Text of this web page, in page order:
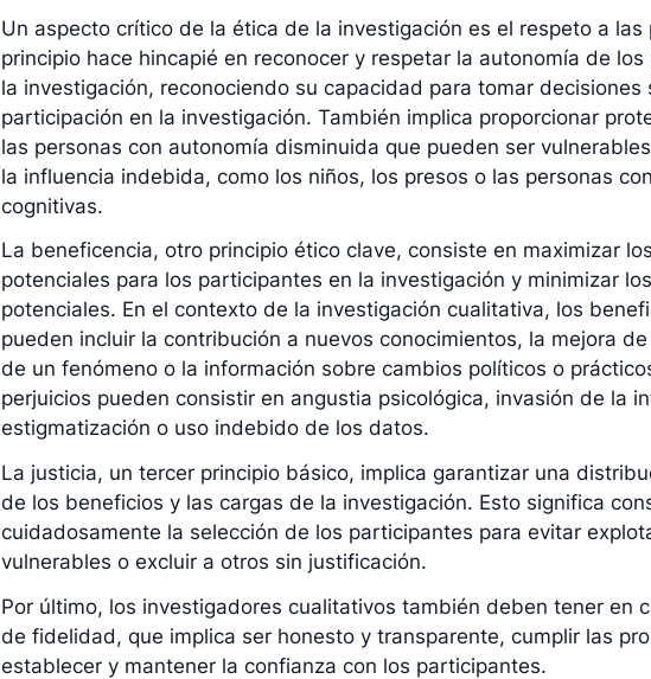
Un aspecto crítico de la ética de la investigación es el respeto a las
principio hace hincapié en reconocer y respetar la autonomía de
la investigación, reconociendo su capacidad para tomar decisiones
participación en la investigación. También implica proporcionar
las personas con autonomía disminuida que pueden ser
la influencia indebida, como los niños, los presos o las personas
cognitivas.
La beneficencia, otro principio ético clave, consiste en maximizar
potenciales para los participantes en la investigación y minimizar
potenciales. En el contexto de la investigación cualitativa, los
pueden incluir la contribución a nuevos conocimientos, la mejora
de un fenómeno o la información sobre cambios políticos o
perjuicios pueden consistir en angustia psicológica, invasión de la
estigmatización o uso indebido de los datos.
La justicia, un tercer principio básico, implica garantizar una
de los beneficios y las cargas de la investigación. Esto significa
cuidadosamente la selección de los participantes para evitar
vulnerables o excluir a otros sin justificación.
Por último, los investigadores cualitativos también deben tener en
de fidelidad, que implica ser honesto y transparente, cumplir las
establecer y mantener la confianza con los participantes.